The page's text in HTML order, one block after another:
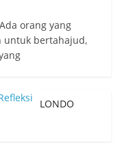
orang yang
untuk bertahajud,
LONDO